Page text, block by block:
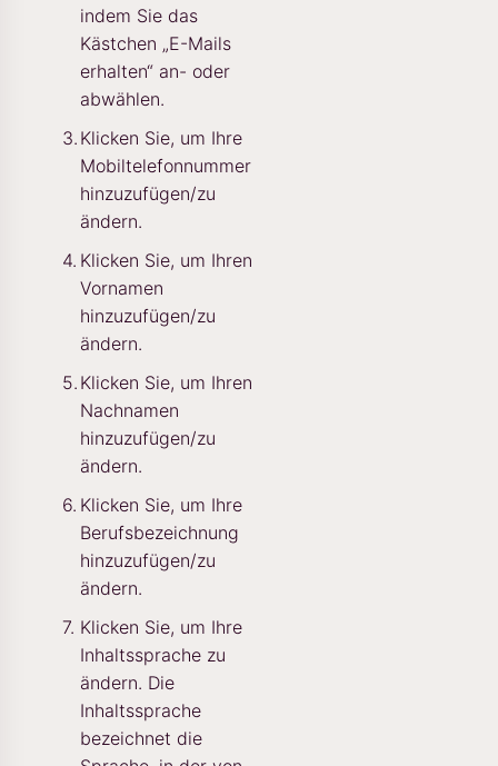
indem Sie das
Kästchen „E-Mails
erhalten“ an- oder
abwählen.
Klicken Sie, um Ihre
Mobiltelefonnummer
hinzuzufügen/zu
ändern.
Klicken Sie, um Ihren
Vornamen
hinzuzufügen/zu
ändern.
Klicken Sie, um Ihren
Nachnamen
hinzuzufügen/zu
ändern.
Klicken Sie, um Ihre
Berufsbezeichnung
hinzuzufügen/zu
ändern.
Klicken Sie, um Ihre
Inhaltssprache zu
ändern. Die
Inhaltssprache
bezeichnet die